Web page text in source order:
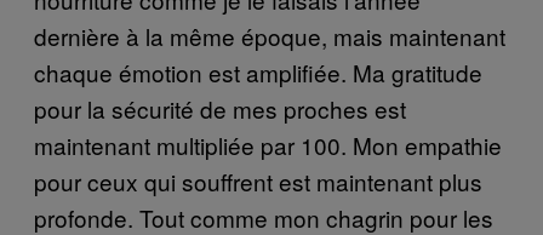
dernière à la même époque, mais maintenant
chaque émotion est amplifiée. Ma gratitude
pour la sécurité de mes proches est
maintenant multipliée par 100. Mon empathie
pour ceux qui souffrent est maintenant plus
profonde. Tout comme mon chagrin pour les